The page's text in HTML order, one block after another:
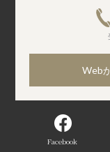
Web
Facebook